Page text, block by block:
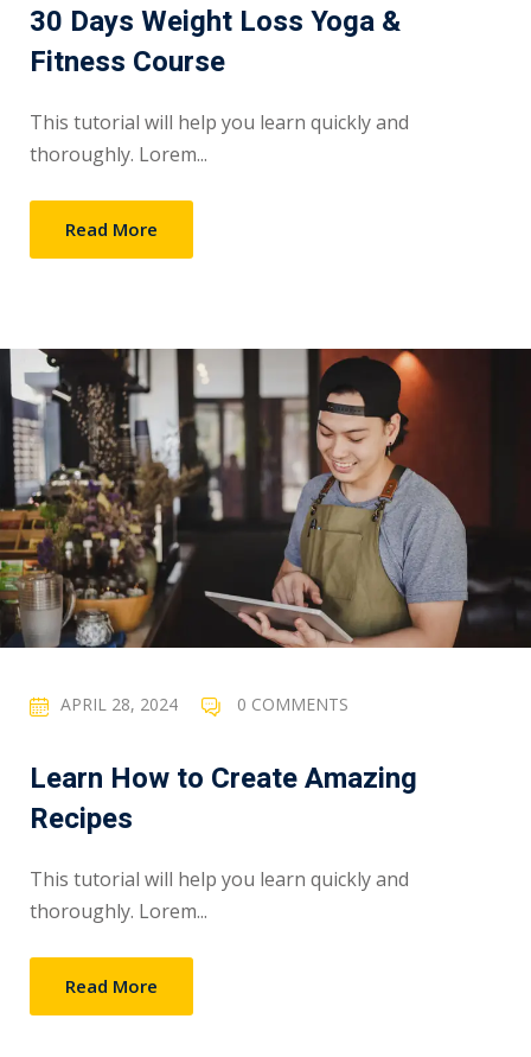
30 Days Weight Loss Yoga &
Fitness Course
This tutorial will help you learn quickly and
thoroughly. Lorem...
Read More
APRIL 28, 2024 0 COMMENTS
Learn How to Create Amazing
Recipes
This tutorial will help you learn quickly and
thoroughly. Lorem...
Read More